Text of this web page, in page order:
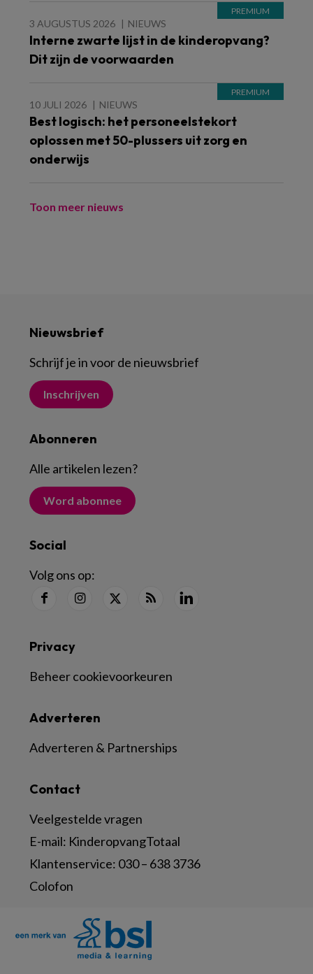
3 AUGUSTUS 2026 NIEUWS
Interne zwarte lijst in de kinderopvang?
Dit zijn de voorwaarden
10 JULI 2026 NIEUWS
Best logisch: het personeelstekort
oplossen met 50-plussers uit zorg en
onderwijs
Toon meer nieuws
Nieuwsbrief
Schrijf je in voor de nieuwsbrief
Inschrijven
Abonneren
Alle artikelen lezen?
Word abonnee
Social
Volg ons op:
Contact
Veelgestelde vragen
E-mail: KinderopvangTotaal
Klantenservice: 030 – 638 3736
Colofon
Adverteren
Adverteren & Partnerships
Privacy
Beheer cookievoorkeuren